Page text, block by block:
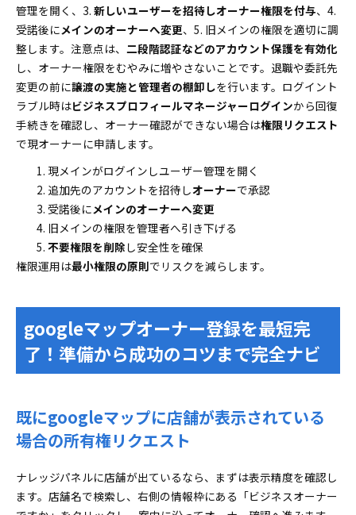
管理を開く、3. 新しいユーザーを招待しオーナー権限を付与、4.
受諾後にメインのオーナーへ変更、5. 旧メインの権限を適切に調
整します。注意点は、 二段階認証などのアカウント保護を有効化
し、オーナー権限をむやみに増やさないことです。退職や委託先
変更の前に譲渡の実施と管理者の棚卸しを行います。ログイント
ラブル時はビジネスプロフィールマネージャーログインから回復
手続きを確認し、オーナー確認ができない場合は権限リクエスト
で現オーナーに申請します。
現メインがログインしユーザー管理を開く
追加先のアカウントを招待しオーナーで承認
受諾後にメインのオーナーへ変更
旧メインの権限を管理者へ引き下げる
不要権限を削除 し安全性を確保
権限運用は最小権限の原則でリスクを減らします。
googleマップオーナー登録を最短完
了！準備から成功のコツまで完全ナビ
既にgoogleマップに店舗が表示されている
場合の所有権リクエスト
ナレッジパネルに店舗が出ているなら、まずは表示精度を確認し
ます。店舗名で検索し、右側の情報枠にある「ビジネスオーナー